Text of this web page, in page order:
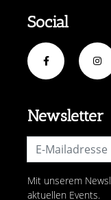
Newsletter
Mit unserem
aktuellen Events.
Social